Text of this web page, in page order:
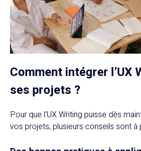
Comment intégrer l’UX
ses projets ?
Pour que l’UX Writing puisse dès
vos projets, plusieurs conseils sont